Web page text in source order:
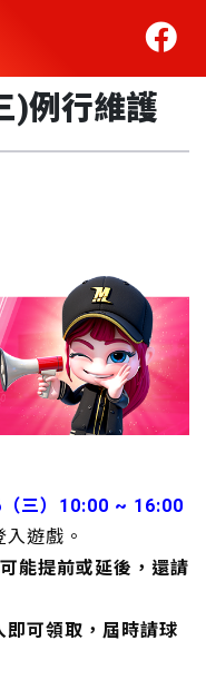
)例行維護
三）10:00 ~ 16:00
入遊戲。
能提前或延後，還請
可領取，屆時請球